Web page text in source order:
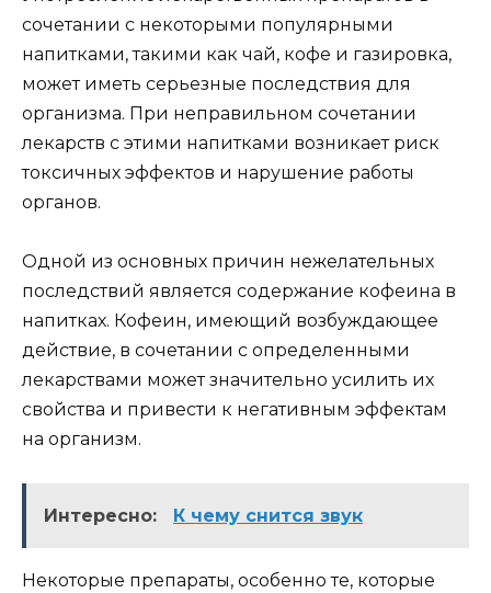
сочетании с некоторыми популярными
напитками, такими как чай, кофе и газировка,
может иметь серьезные последствия для
организма. При неправильном сочетании
лекарств с этими напитками возникает риск
токсичных эффектов и нарушение работы
органов.
Одной из основных причин нежелательных
последствий является содержание кофеина в
напитках. Кофеин, имеющий возбуждающее
действие, в сочетании с определенными
лекарствами может значительно усилить их
свойства и привести к негативным эффектам
на организм.
Интересно: К чему снится звук
Некоторые препараты, особенно те, которые